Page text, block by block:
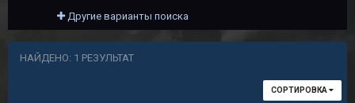
Другие варианты поиска
НАЙДЕНО: 1 РЕЗУЛЬТАТ
СОРТИРОВКА